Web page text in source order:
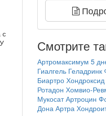
с
Смотрите
Артромаксимум 5
Гиалгель Геладринк
Биартро Хондроксид
Ротадон Хомвио-
Мукосат Артроцин
Дона Артра